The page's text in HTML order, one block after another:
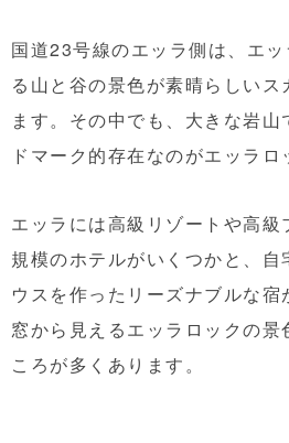
国道23号線のエッラ側は、エ
る山と谷の景色が素晴らしい
ます。その中でも、大きな岩
ドマーク的存在なのがエッラロ
エッラには高級リゾートや高級
規模のホテルがいくつかと、
ウスを作ったリーズナブルな宿
窓から見えるエッラロックの景
ころが多くあります。